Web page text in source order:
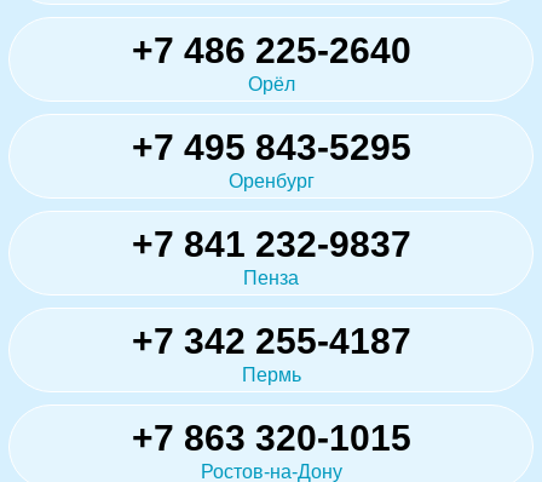
+7 486 225-2640
Орёл
+7 495 843-5295
Оренбург
+7 841 232-9837
Пенза
+7 342 255-4187
Пермь
+7 863 320-1015
Ростов-на-Дону